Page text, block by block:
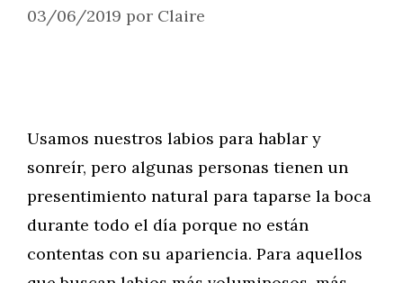
03/06/2019 por Claire
Usamos nuestros labios para hablar y
sonreír, pero algunas personas tienen un
presentimiento natural para taparse la boca
durante todo el día porque no están
contentas con su apariencia. Para aquellos